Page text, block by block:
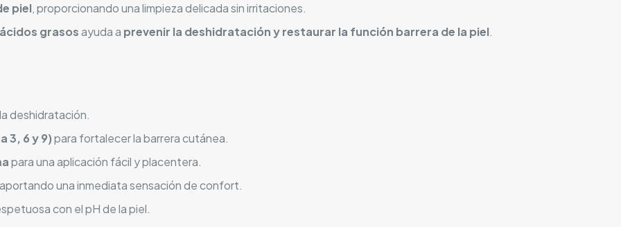
piel, proporcionando una limpieza delicada sin irritaciones.
grasosayuda a prevenir la deshidratación y restaurar la función barrera de la piel.
deshidratación.
3, 6 y 9)para fortalecer la barrera cutánea.
para una aplicación fácil y placentera.
una inmediata sensación de confort.
con el pH de la piel.